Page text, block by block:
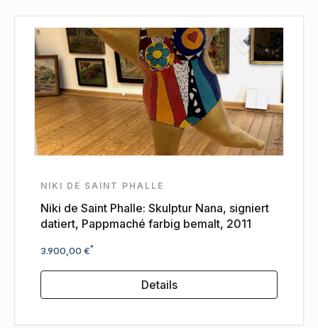
NIKI DE SAINT PHALLE
Niki de Saint Phalle: Skulptur Nana, signiert
datiert, Pappmaché farbig bemalt, 2011
Regulärer Preis:
3.900,00 €*
Details